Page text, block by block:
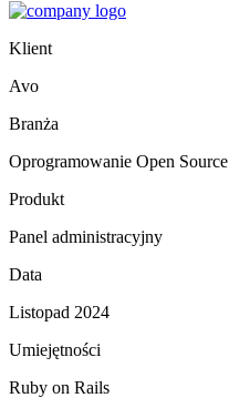
Klient
Avo
Branża
Oprogramowanie Open Source
Produkt
Panel administracyjny
Data
Listopad 2024
Umiejętności
Ruby on Rails